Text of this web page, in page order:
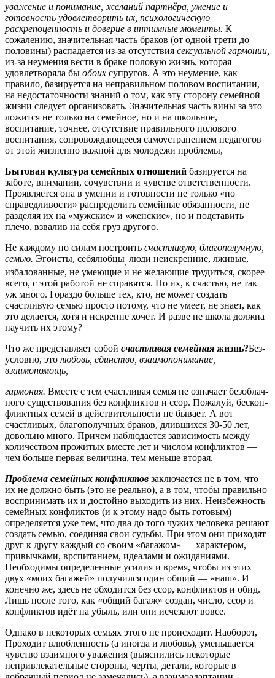
уважение и понимание, желаний партнёра, умение и
готовность удовлетворить их, психологическую
раскрепоценность и доверие в интимные моменты. К
сожалению, значительная часть браков (от одной трети до
половины) распадается из-за отсутствия сексуальной гармонии,
из-за неумения вести в браке половую жизнь, которая
удовлетворяла бы обоих супругов. А это неумение, как
правило, базируется на неправильном по­ловом воспитании,
на недостаточности знаний о том, как эту сторону семейной
жизни следует организовать. Значительная часть вины за это
ложится не только на семейное, но и на школьное,
воспитание, точнее, отсутствие правильного полового
воспитания, сопровождающееся самоустранением педагогов
от этой жиз­ненно важной для молодежи проблемы,
Бытовая культура семейных отношений базируется на
заботе, внимании, сочувствии и чувстве ответственности.
Проявляется она в умении и готовности не только «по
справедливости» рас­пределить семейные обязанности, не
разделяя их на «мужские» и «женские», но и подставить
плечо, взвалив на себя груз другого.
Не каждому по силам построить счастливую, благополучную,
семью. Эгоисты, себялюбцы, люди неискренние, лживые,
изба­лованные, не умеющие и не желающие трудиться, скорее
всего, с этой работой не справятся. Но их, к счастью, не так
уж много. Гораздо больше тех, кто, не может создать
счастливую семью просто потому, что не умеет, не знает, как
это делается, хотя и искренне хочет. И разве не школа должна
научить их этому?
Что же представляет собой счастливая семейная жизнь?Без­
условно, это любовь, единство, взаимопонимание,
взаимопомощь,
гармония. Вместе с тем счастливая семья не означает безоблач­
ного существования без конфликтов и ссор. Пожалуй, бескон­
фликтных семей в действительности не бывает. А вот
счастли­вых, благополучных браков, длившихся 30-50 лет,
довольно много. Причем наблюдается зависимость между
количеством прожитых вместе лет и числом конфликтов —
чем больше пер­вая величина, тем меньше вторая.
Проблема семейных конфликтов заключается не в том, что
их не должно быть (это не реально), а в том, чтобы правильно
воспринимать их и достойно выходить из них. Неизбежность
се­мейных конфликтов (и к этому надо быть готовым)
определяет­ся уже тем, что два до того чужих человека решают
создать семью, соединяя свои судьбы. При этом они приходят
друг к другу каждый со своим «багажом» — характером,
привычками, врспитанием, идеалами и ожиданиями.
Необходимы определенные усилия и время, чтобы из этих
двух «моих багажей» получился один общий — «наш». И
конечно же, здесь не обходится без ссор, конфликтов и обид.
Лишь после того, как «общий багаж» создан, число, ссор и
конфликтов идёт на убыль, или они исчезают вовсе.
Однако в некоторых семьях этого не происходит. Наоборот,
Проходит влюбленность (а иногда и любовь), уменьшается
чувство взаимного уважения (выяснились некоторые
непривлекательные стороны, черты, детали, которые в